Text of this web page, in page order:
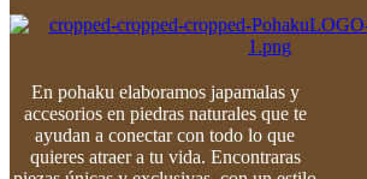
En pohaku elaboramos japamalas y
accesorios en piedras naturales que te
ayudan a conectar con todo lo que
quieres atraer a tu vida. Encontraras